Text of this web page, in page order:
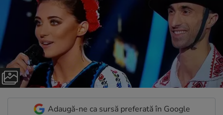
Adaugă-ne ca sursă preferată în Google